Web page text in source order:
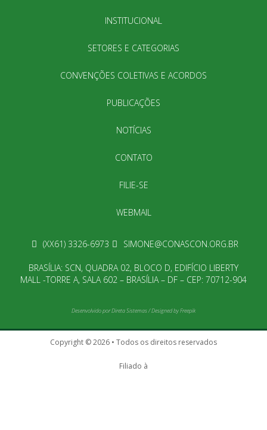
INSTITUCIONAL
SETORES E CATEGORIAS
CONVENÇÕES COLETIVAS E ACORDOS
PUBLICAÇÕES
NOTÍCIAS
CONTATO
FILIE-SE
WEBMAIL
(XX61) 3326-6973 SIMONE@CONASCON.ORG.BR
BRASÍLIA: SCN, QUADRA 02, BLOCO D, EDIFÍCIO LIBERTY
MALL -TORRE A, SALA 602 – BRASÍLIA – DF – CEP: 70712-904
Desenvolvido porDireta Sistemas/Designed by Freepik
Copyright © 2026 • Todos os direitos reservados
Filiado à